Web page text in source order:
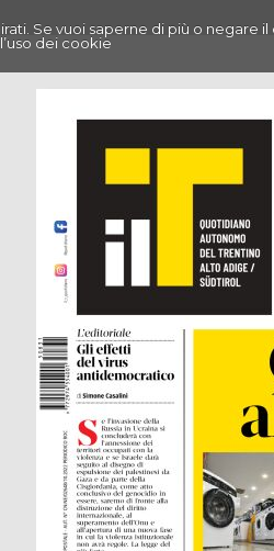
Se vuoi saperne di più o negare
dei cookie